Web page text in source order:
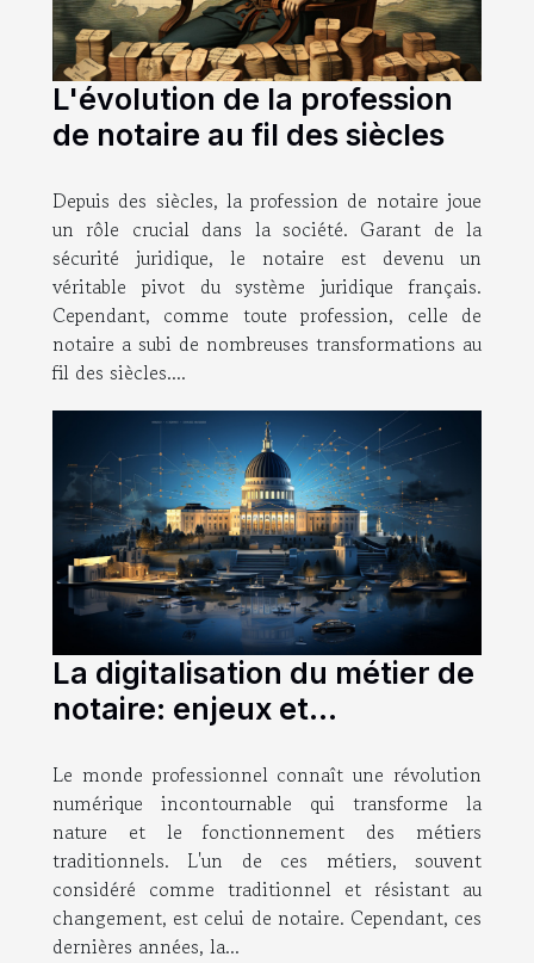
L'évolution de la profession
de notaire au fil des siècles
Depuis des siècles, la profession de notaire joue
un rôle crucial dans la société. Garant de la
sécurité juridique, le notaire est devenu un
véritable pivot du système juridique français.
Cependant, comme toute profession, celle de
notaire a subi de nombreuses transformations au
fil des siècles....
La digitalisation du métier de
notaire: enjeux et
Le monde professionnel connaît une révolution
numérique incontournable qui transforme la
nature et le fonctionnement des métiers
traditionnels. L'un de ces métiers, souvent
considéré comme traditionnel et résistant au
changement, est celui de notaire. Cependant, ces
dernières années, la...